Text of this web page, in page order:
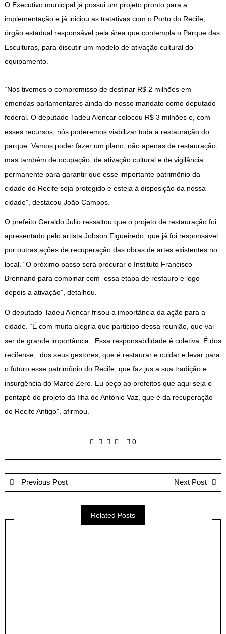
O Executivo municipal já possui um projeto pronto para a
implementação e já iniciou as tratativas com o Porto do Recife,
órgão estadual responsável pela área que contempla o Parque das
Esculturas, para discutir um modelo de ativação cultural do
equipamento.
“Nós tivemos o compromisso de destinar R$ 2 milhões em
emendas parlamentares ainda do nosso mandato como deputado
federal. O deputado Tadeu Alencar colocou R$ 3 milhões e, com
esses recursos, nós poderemos viabilizar toda a restauração do
parque. Vamos poder fazer um plano, não apenas de restauração,
mas também de ocupação, de ativação cultural e de vigilância
permanente para garantir que esse importante patrimônio da
cidade do Recife seja protegido e esteja à disposição da nossa
cidade”, destacou João Campos.
O prefeito Geraldo Julio ressaltou que o projeto de restauração foi
apresentado pelo artista Jobson Figueiredo, que já foi responsável
por outras ações de recuperação das obras de artes existentes no
local. “O próximo passo será procurar o Instituto Francisco
Brennand para combinar com essa etapa de restauro e logo
depois a ativação”, detalhou.
O deputado Tadeu Alencar frisou a importância da ação para a
cidade. “É com muita alegria que participo dessa reunião, que vai
ser de grande importância. Essa responsabilidade é coletiva. É dos
recifense, dos seus gestores, que é restaurar e cuidar e levar para
o futuro esse patrimônio do Recife, que faz jus a sua tradição e
insurgência do Marco Zero. Eu peço ao prefeitos que aqui seja o
pontapé do projeto da Ilha de Antônio Vaz, que é da recuperação
do Recife Antigo”, afirmou.
0
Previous Post Next Post
Related Posts